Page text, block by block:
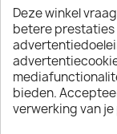
Tax excluded
Power Cord C14
Quantity

Deze winkel
betere prestaties
bieden.
verwerking van